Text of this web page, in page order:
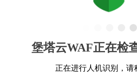
堡塔云WAF正在检
正在进行人机识别，请